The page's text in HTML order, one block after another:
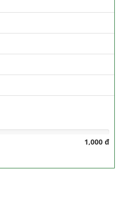
1,000 đ